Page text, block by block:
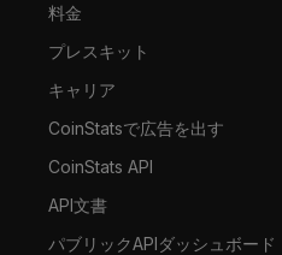
料金
プレスキット
キャリア
CoinStatsで広告を出す
CoinStats API
API文書
パブリックAPIダッシュボード